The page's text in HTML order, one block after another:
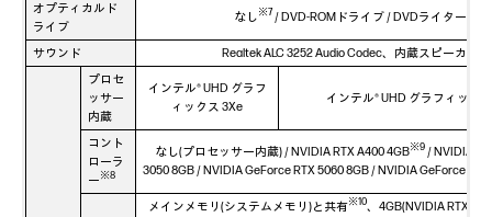
オプティカルド
ライブ
なし※7 / DVD-ROMドライブ / DVDライター
サウンド Realtek ALC 3252 Audio Codec、内蔵スピーカー
プロセ
ッサー
内蔵
インテル® UHD グラフ
ィックス 3Xe
インテル® UHD グラフィック
コント
ローラ
ー※8
なし(プロセッサー内蔵) / NVIDIA RTX A400 4GB※9/ NVIDIA
3050 8GB / NVIDIA GeForce RTX 5060 8GB / NVIDIA GeForce RTX
メインメモリ(システムメモリ)と共有※10、4GB(NVIDIA RTX